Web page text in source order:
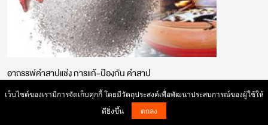
อาถรรพ์คำสาปแช่ง การแก้-ป้องกัน คำสาป
BuddyJob.com © Copyright 2004-2026 All right reserved. |
เว็บไซต์ของเรามีการจัดเก็บคุกกี้ โดยมีวัตถุประสงค์เพื่อพัฒนาประสบการณ์ของผู้ใช้ให้
ดียิ่งขึ้น
ตกลง